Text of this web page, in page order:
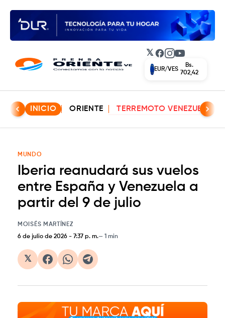
𝕏 Facebook
Instagram
YouTube
EUR/VES
Bs.
702,42
INICIO ORIENTE TERREMOTO VENEZUELA
MUNDO
Iberia reanudará sus vuelos
entre España y Venezuela a
partir del 9 de julio
MOISÉS MARTÍNEZ
6 de julio de 2026 - 7:37 p. m. 1 min
𝕏